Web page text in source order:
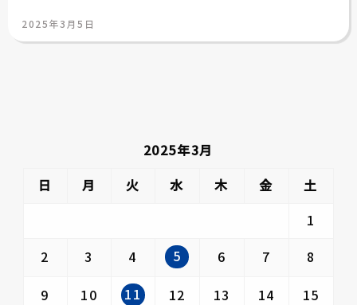
投
日:
2025年3月5日
2025年3月
日
月 火 水 木 金
土
1
2
3 4 5 6 7
8
9
10 11 12 13 14
15